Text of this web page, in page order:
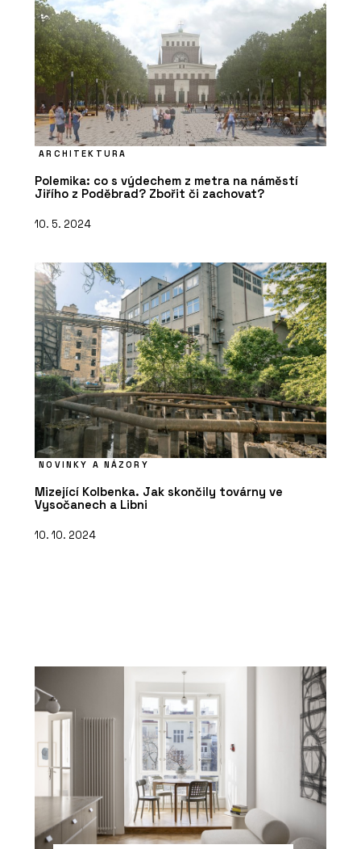
ARCHITEKTURA
Polemika: co s výdechem z metra na náměstí
Jiřího z Poděbrad? Zbořit či zachovat?
10. 5. 2024
NOVINKY A NÁZORY
Mizející Kolbenka. Jak skončily továrny ve
Vysočanech a Libni
10. 10. 2024